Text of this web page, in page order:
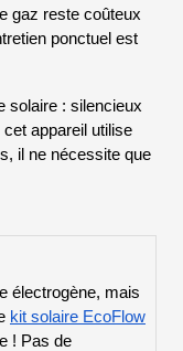
gaz reste coûteux
ponctuel est
solaire : silencieux
cet appareil utilise
il ne nécessite que
électrogène, mais
kit solaire EcoFlow
! Pas de